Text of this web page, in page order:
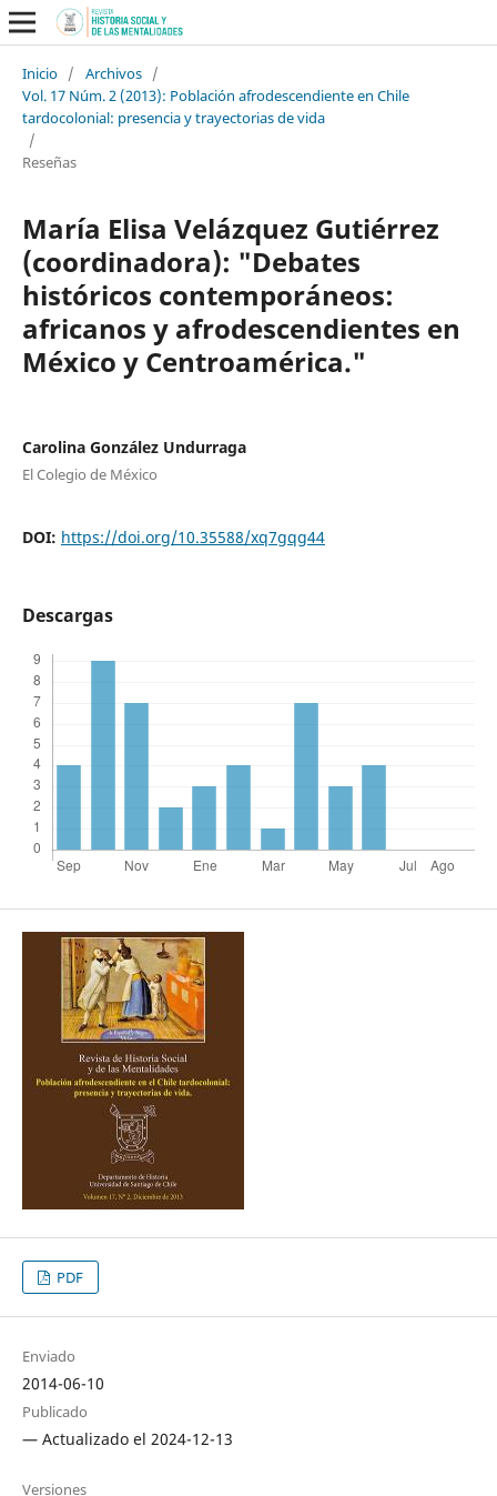
Inicio / Archivos /
Vol. 17 Núm. 2 (2013): Población afrodescendiente en Chile
tardocolonial: presencia y trayectorias de vida
/
Reseñas
María Elisa Velázquez Gutiérrez
(coordinadora): "Debates
históricos contemporáneos:
africanos y afrodescendientes en
México y Centroamérica."
Carolina González Undurraga
El Colegio de México
DOI: https://doi.org/10.35588/xq7gqg44
Descargas
PDF
Enviado
2014-06-10
Publicado
— Actualizado el 2024-12-13
Versiones